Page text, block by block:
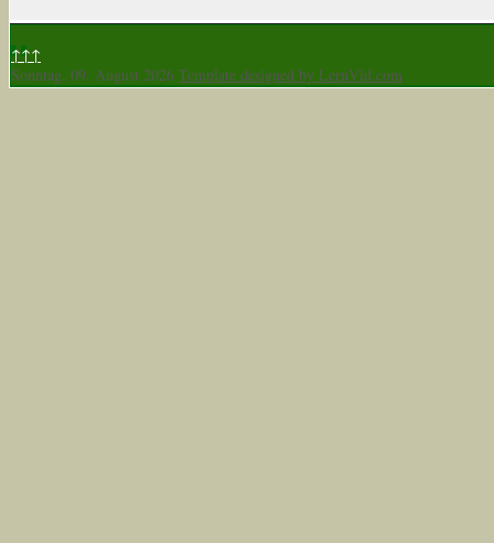
↑↑↑
Sonntag, 09. August 2026 Template designed by LernVid.com